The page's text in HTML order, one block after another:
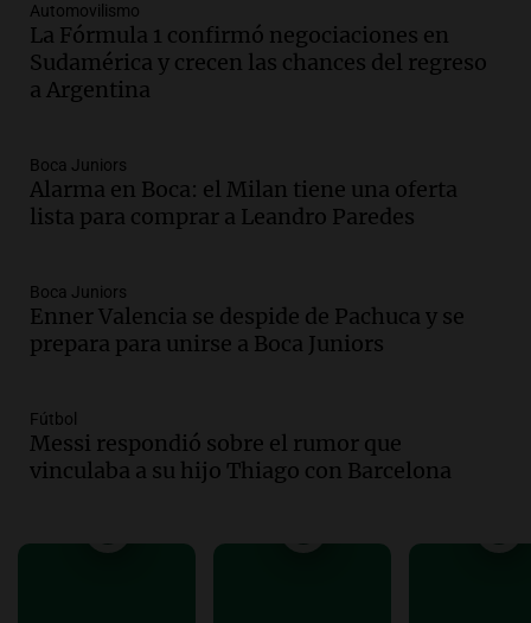
Audio.Mañana inicia la gran exposición
en la Sociedad Rural de Bulaya con
actividades para toda la familia
Panorama Federal
Audio.
edificios y una casa del estudiante para
jóvenes de la región
Audio.Preparativos finales para la gran
exposición en la sociedad rural de
Bulaya este sábado
Episodios
Audio.Denuncias por represión en el
Congreso y evacuación por derrame de
Episodios
Automovilismo
La Fórmula 1 confirmó negociaciones en
Sudamérica y crecen las chances del regreso
a Argentina
Boca Juniors
Alarma en Boca: el Milan tiene una oferta
lista para comprar a Leandro Paredes
Boca Juniors
Enner Valencia se despide de Pachuca y se
prepara para unirse a Boca Juniors
Fútbol
Messi respondió sobre el rumor que
vinculaba a su hijo Thiago con Barcelona